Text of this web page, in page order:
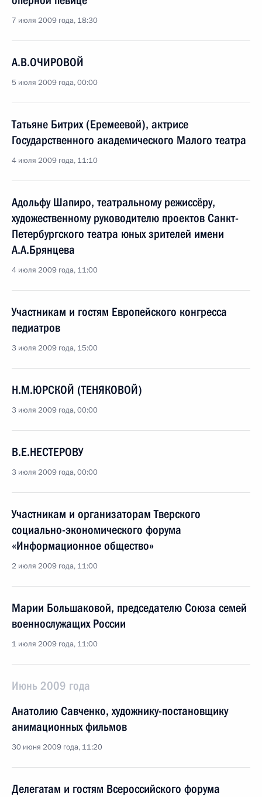
7 июля 2009 года, 18:30
А.В.ОЧИРОВОЙ
5 июля 2009 года, 00:00
Татьяне Битрих (Еремеевой), актрисе
Государственного академического Малого театра
4 июля 2009 года, 11:10
Адольфу Шапиро, театральному режиссёру,
художественному руководителю проектов Санкт-
Петербургского театра юных зрителей имени
А.А.Брянцева
4 июля 2009 года, 11:00
Участникам и гостям Европейского конгресса
педиатров
3 июля 2009 года, 15:00
Н.М.ЮРСКОЙ (ТЕНЯКОВОЙ)
3 июля 2009 года, 00:00
В.Е.НЕСТЕРОВУ
3 июля 2009 года, 00:00
Участникам и организаторам Тверского
социально-экономического форума
«Информационное общество»
2 июля 2009 года, 11:00
Марии Большаковой, председателю Союза семей
военнослужащих России
1 июля 2009 года, 11:00
Июнь 2009 года
Анатолию Савченко, художнику-постановщику
анимационных фильмов
30 июня 2009 года, 11:20
Делегатам и гостям Всероссийского форума